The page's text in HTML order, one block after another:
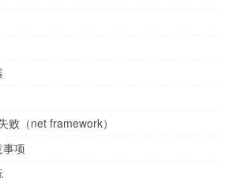
败（net framework）
项